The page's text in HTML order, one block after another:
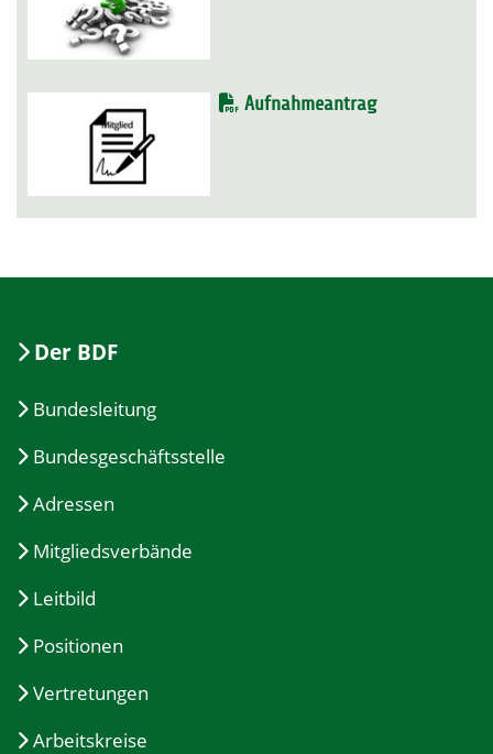
Aufnahmeantrag
Der BDF
Bundesleitung
Bundesgeschäftsstelle
Adressen
Mitgliedsverbände
Leitbild
Positionen
Vertretungen
Arbeitskreise